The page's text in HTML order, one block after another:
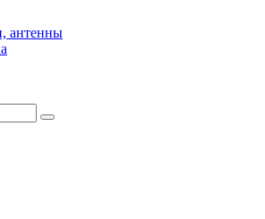
антенны